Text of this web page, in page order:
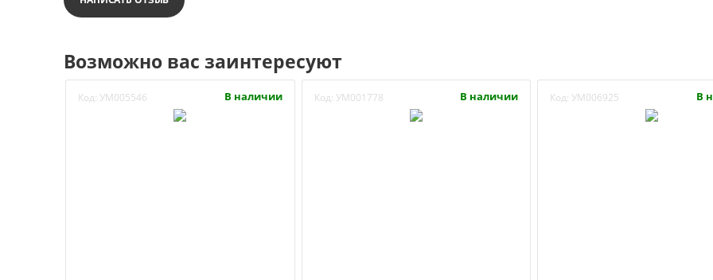
Возможно вас заинтересуют
Код: УМ005546 В наличии Код: УМ001778 В наличии Код: УМ006925 В